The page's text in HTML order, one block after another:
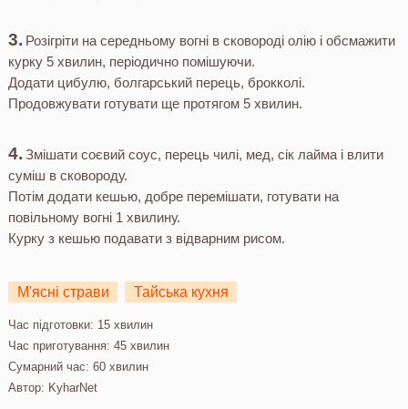
Розігріти на середньому вогні в сковороді олію і обсмажити
курку 5 хвилин, періодично помішуючи.
Додати цибулю, болгарський перець, брокколі.
Продовжувати готувати ще протягом 5 хвилин.
Змішати соєвий соус, перець чилі, мед, сік лайма і влити
суміш в сковороду.
Потім додати кешью, добре перемішати, готувати на
повільному вогні 1 хвилину.
Курку з кешью подавати з відварним рисом.
М'ясні страви Тайська кухня
Час підготовки: 15 хвилин
Час приготування: 45 хвилин
Сумарний час: 60 хвилин
Автор: KyharNet